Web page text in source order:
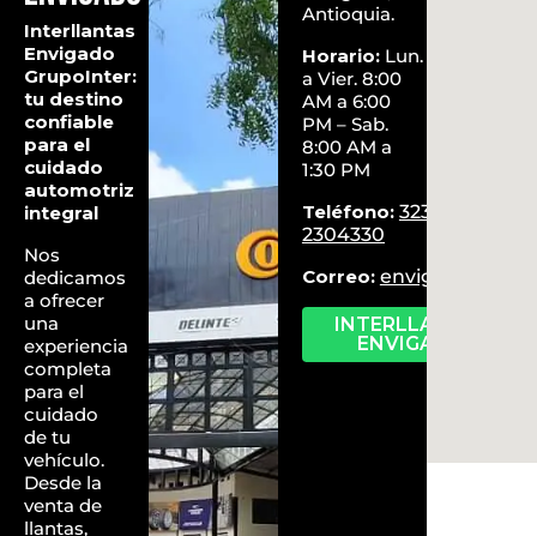
Interllantas
Envigado
GrupoInter:
tu destino
confiable
para el
cuidado
automotriz
integral
Nos
dedicamos
a ofrecer
una
experiencia
completa
para el
cuidado
de tu
vehículo.
Desde la
venta de
llantas,
Antioquia.
Horario:Lun.
a Vier. 8:00
AM a 6:00
PM – Sab.
8:00 AM a
1:30 PM
Teléfono: 323
2304330
Correo:
INTERLLANTAS
ENVIGADO